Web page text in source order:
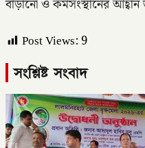
বাড়ানো ও কর্মসংস্থানের আহ্বান
Post Views:9
সংশ্লিষ্ট সংবাদ